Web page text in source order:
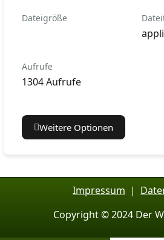
Dateigröße
Aufrufe
1304 Aufrufe
Weitere Optionen
Impressum |
Copyright © 2024 Der